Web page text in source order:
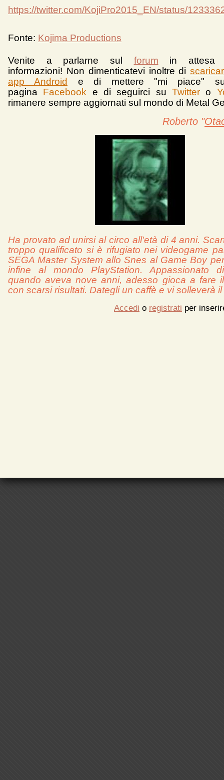
https://twitter.com/KojiPro2015_EN/status/
Fonte: Kojima Productions
Venite a parlarne sul forum in attesa
informazioni! Non dimenticatevi inoltre di
app Android
e di mettere "mi piace"
pagina Facebook e di seguirci suTwitter o
rimanere sempre aggiornati sul mondo di Metal
Roberto "
Ha provato ad unirsi al circo all'età di 4 anni.
troppo qualificato si è rifugiato nei videogame
SEGA Master System allo Snes al Game Boy
infine al mondo PlayStation. Appassionato
quando aveva nove anni, adesso gioca a fare
con scarsi risultati. Dategli un caffè e vi solleverà
Accedi o registrati per